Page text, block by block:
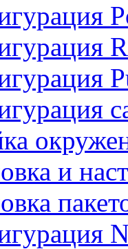
и